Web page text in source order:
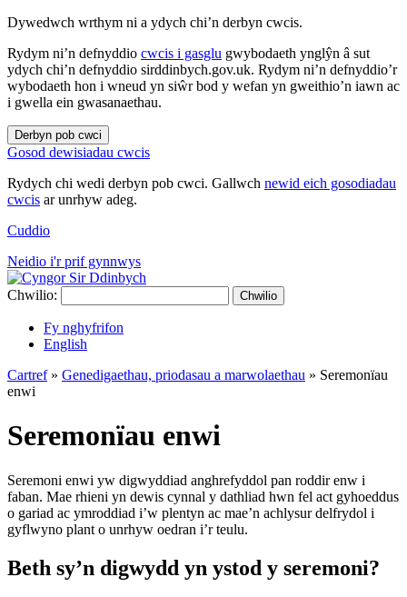
Dywedwch wrthym ni a ydych chi’n derbyn cwcis.
Rydym ni’n defnyddio cwcis i gasglu gwybodaeth ynglŷn â sut
ydych chi’n defnyddio sirddinbych.gov.uk. Rydym ni’n defnyddio’r
wybodaeth hon i wneud yn siŵr bod y wefan yn gweithio’n iawn ac
i gwella ein gwasanaethau.
Derbyn pob cwci
Gosod dewisiadau cwcis
Rydych chi wedi derbyn pob cwci. Gallwch newid eich gosodiadau
cwcis ar unrhyw adeg.
Cuddio
Neidio i'r prif gynnwys
Chwilio: Chwilio
Fy nghyfrifon
English
Cartref» Genedigaethau, priodasau a marwolaethau » Seremonïau
enwi
Seremonïau enwi
Seremoni enwi yw digwyddiad anghrefyddol pan roddir enw i
faban. Mae rhieni yn dewis cynnal y dathliad hwn fel act gyhoeddus
o gariad ac ymroddiad i’w plentyn ac mae’n achlysur delfrydol i
gyflwyno plant o unrhyw oedran i’r teulu.
Beth sy’n digwydd yn ystod y seremoni?